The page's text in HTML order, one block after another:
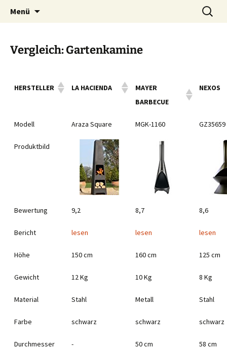
Menü
Suchen
nach:
Vergleich: Gartenkamine
HERSTELLER LA HACIENDA
MAYER
BARBECUE
NEXOS
Modell Araza Square MGK-1160 GZ35659
Produktbild
Bewertung 9,2 8,7 8,6
Bericht lesen lesen lesen
Höhe 150 cm 160 cm 125 cm
Gewicht 12 Kg 10 Kg 8 Kg
Material Stahl Metall Stahl
Farbe schwarz schwarz schwarz
Durchmesser - 50 cm 58 cm